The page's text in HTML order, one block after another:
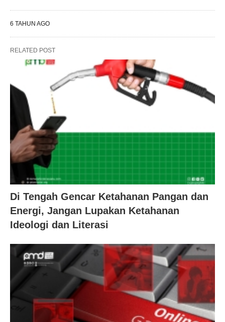
6 TAHUN AGO
RELATED POST
Di Tengah Gencar Ketahanan Pangan dan
Energi, Jangan Lupakan Ketahanan
Ideologi dan Literasi